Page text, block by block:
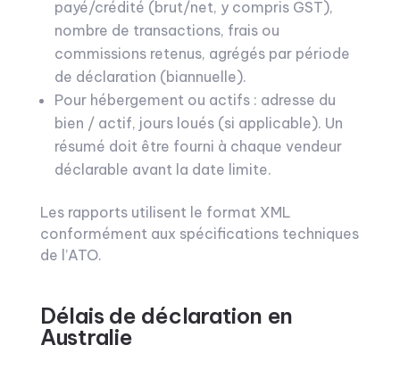
payé/crédité (brut/net, y compris GST),
nombre de transactions, frais ou
commissions retenus, agrégés par période
de déclaration (biannuelle).
Pour hébergement ou actifs : adresse du
bien / actif, jours loués (si applicable). Un
résumé doit être fourni à chaque vendeur
déclarable avant la date limite.
Les rapports utilisent le format XML
conformément aux spécifications techniques
de l’ATO.
Délais de déclaration en
Australie